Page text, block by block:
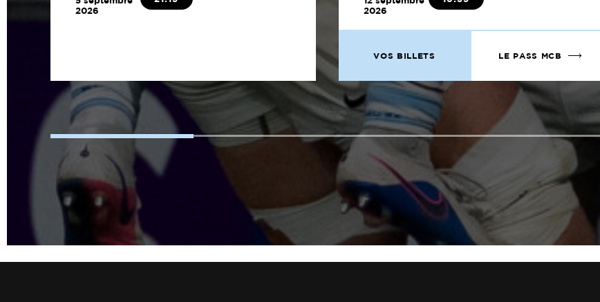
2026
2026
VOS BILLETS LE PASS MCB